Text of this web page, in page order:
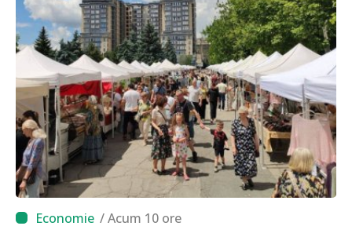
/ Acum 10 ore